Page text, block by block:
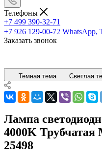
Телефоны
+7 499 390-32-71
+7 926 129-00-72 WhatsApp,
Заказать звонок
Темная тема Светлая
Лампа
4000K Трубчатая
25498